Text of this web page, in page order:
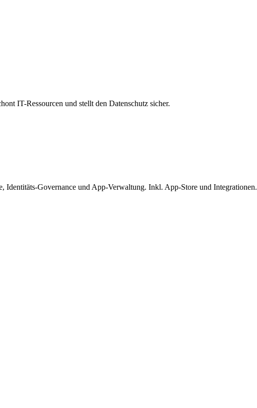
IT-Ressourcen und stellt den Datenschutz sicher.
Governance und App-Verwaltung. Inkl. App-Store und Integrationen.